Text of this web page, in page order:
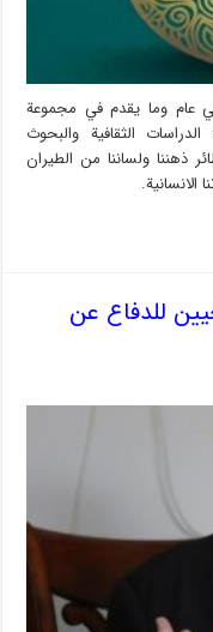
عام وما يقدم في مجموعة
الثقافية والبحوث
ذهننا ولساننا من الطيران
للدفاع عن